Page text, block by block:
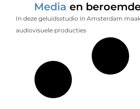
Media en
In deze geluidsstudio in Amsterdam
audiovisuele producties